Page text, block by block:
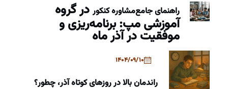
راهنمای جامعمشاوره کنکوردر گروه
آموزشی مپ: برنامه‌ریزی و
موفقیت در آذر ماه
1404/09/10
راندمان بالا در روزهای کوتاه آذر، چطور؟